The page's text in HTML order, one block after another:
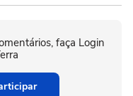
faça Login